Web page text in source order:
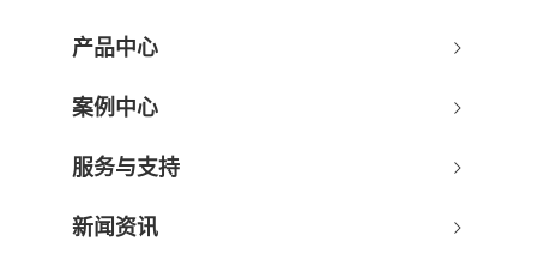
产品中心
案例中心
服务与支持
新闻资讯